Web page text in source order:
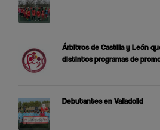
Árbitros de Castilla y León
distintos programas de
Debutantes en Valladolid